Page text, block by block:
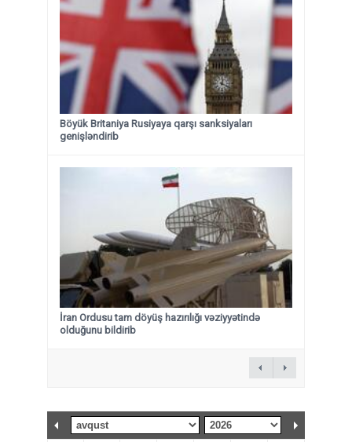
Böyük Britaniya Rusiyaya qarşı sanksiyaları
genişləndirib
İran Ordusu tam döyüş hazırılığı vəziyyətində
olduğunu bildirib